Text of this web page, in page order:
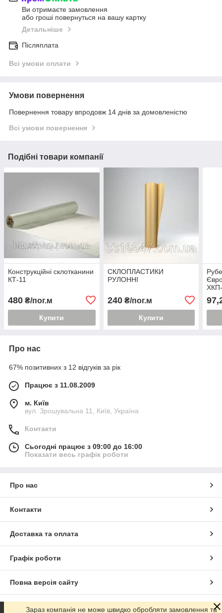
Ви отримаєте замовлення
або гроші повернуться на вашу картку
Детальніше
Післяплата
Всі умови оплати
Умови повернення
Повернення товару впродовж 14 днів за домовленістю
Всі умови повернення
Подібні товари компанії
Конструкційні склотканини
КТ-11
480 ₴/пог.м
Купити
СКЛОПЛАСТИКИ
РУЛОННІ
240₴/пог.м
Купити
Про нас
67% позитивних з 12 відгуків за рік
Працює з 11.08.2009
м. Київ
вул. Зрошувальна 11, Київ, Україна
Контакти
Сьогодні працює з 09:00 до 16:00
Показати весь графік роботи
Про нас
Контакти
Доставка та оплата
Графік роботи
Повна версія сайту
Сайт створено на маркетплейсі Prom.ua
Зараз компанія не може швидко обробляти замовлення та